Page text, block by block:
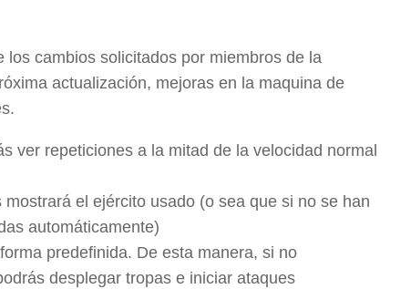
cambios solicitados por miembros de la
actualización, mejoras en la maquina de
ver repeticiones a la mitad de la velocidad normal
el ejército usado (o sea que si no se han
automáticamente)
predefinida. De esta manera, si no
desplegar tropas e iniciar ataques